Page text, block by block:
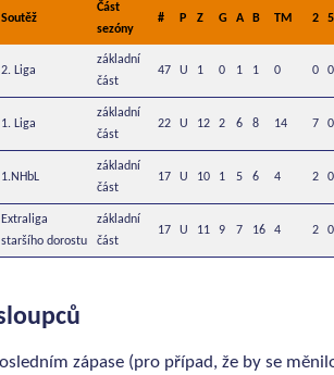
Soutěž
Část
sezóny
# P Z G A B TM 2 5
2. Liga
základní
část
47 U 1 0 1 1 0 0 0
1. Liga
základní
část
22 U 12 2 6 8 14 7 0
1.NHbL
základní
část
17 U 10 1 5 6 4 2 0
Extraliga
staršího dorostu
základní
část
17 U 11 9 7 16 4 2 0
zápase (pro případ, že by se